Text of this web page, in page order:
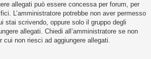
allegati può essere concessa per forum, per
L’amministratore potrebbe non aver permesso
stai scrivendo, oppure solo il gruppo degli
allegati. Chiedi all’amministratore se non
cui non riesci ad aggiungere allegati.